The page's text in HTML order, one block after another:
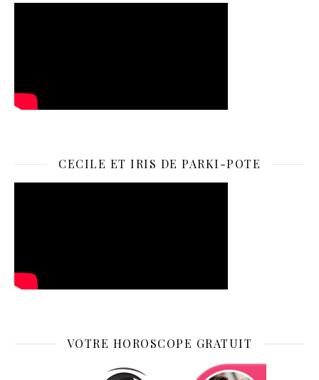
CECILE ET IRIS DE PARKI-POTE
VOTRE HOROSCOPE GRATUIT